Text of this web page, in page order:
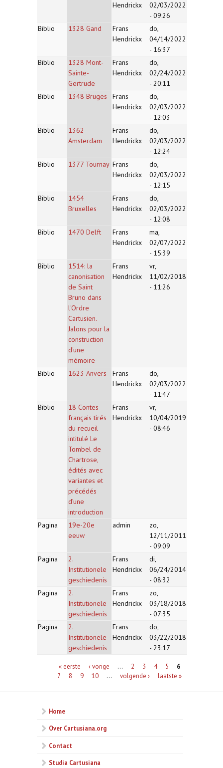
Hendrickx
02/03/2022
- 09:26
Biblio
1328 Gand
Frans
Hendrickx
do,
04/14/2022
- 16:37
Biblio
1328 Mont-
Sainte-
Gertrude
Frans
Hendrickx
do,
02/24/2022
- 20:11
Biblio
1348 Bruges
Frans
Hendrickx
do,
02/03/2022
- 12:03
Biblio
1362
Amsterdam
Frans
Hendrickx
do,
02/03/2022
- 12:24
Biblio
1377 Tournay Frans
Hendrickx
do,
02/03/2022
- 12:15
Biblio
1454
Bruxelles
Frans
Hendrickx
do,
02/03/2022
- 12:08
Biblio
1470 Delft
Frans
Hendrickx
ma,
02/07/2022
- 15:39
Biblio
1514: la
canonisation
de Saint
Bruno dans
l'Ordre
Cartusien.
Jalons pour la
construction
d'une
mémoire
Frans
Hendrickx
vr,
11/02/2018
- 11:26
Biblio 1623 Anvers
Frans
Hendrickx
do,
02/03/2022
- 11:47
Biblio
18 Contes
français tirés
du recueil
intitulé Le
Tombel de
Chartrose,
édités avec
variantes et
précédés
d’une
introduction
Frans
Hendrickx
vr,
10/04/2019
- 08:46
Pagina
19e-20e
eeuw
admin
zo,
12/11/2011
- 09:09
Pagina
2.
Institutionele
geschiedenis
Frans
Hendrickx
di,
06/24/2014
- 08:32
Pagina
2.
Institutionele
geschiedenis
Frans
Hendrickx
zo,
03/18/2018
- 07:35
Pagina
2.
Institutionele
geschiedenis
Frans
Hendrickx
do,
03/22/2018
- 23:17
Pagina's« eerste ‹ vorige … 2 3 4 5
6
7
8 9 10 … volgende › laatste »
Home
Over Cartusiana.org
Contact
Studia Cartusiana